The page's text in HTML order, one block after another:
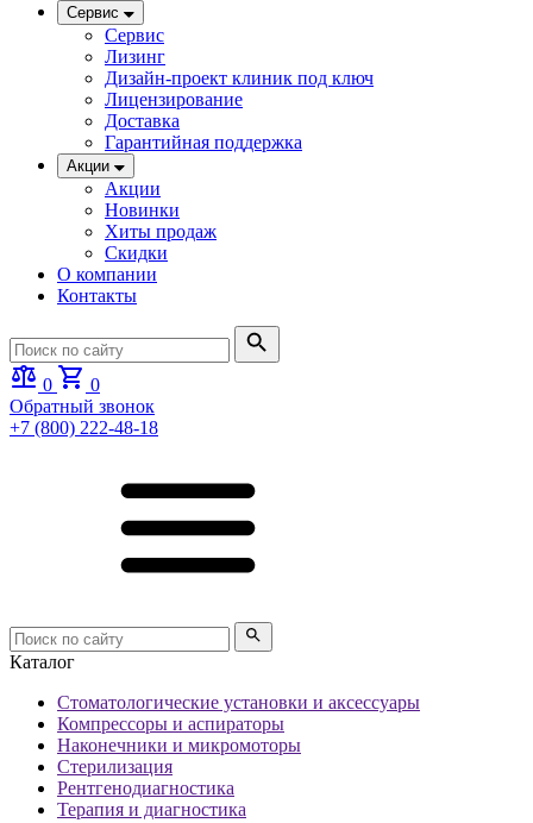
Сервис
Сервис
Лизинг
Дизайн-проект клиник под ключ
Лицензирование
Доставка
Гарантийная поддержка
Акции
Акции
Новинки
Хиты продаж
Скидки
О компании
Контакты
0
0
Обратный звонок
+7 (800) 222-48-18
Каталог
Стоматологические установки и аксессуары
Компрессоры и аспираторы
Наконечники и микромоторы
Стерилизация
Рентгенодиагностика
Терапия и диагностика